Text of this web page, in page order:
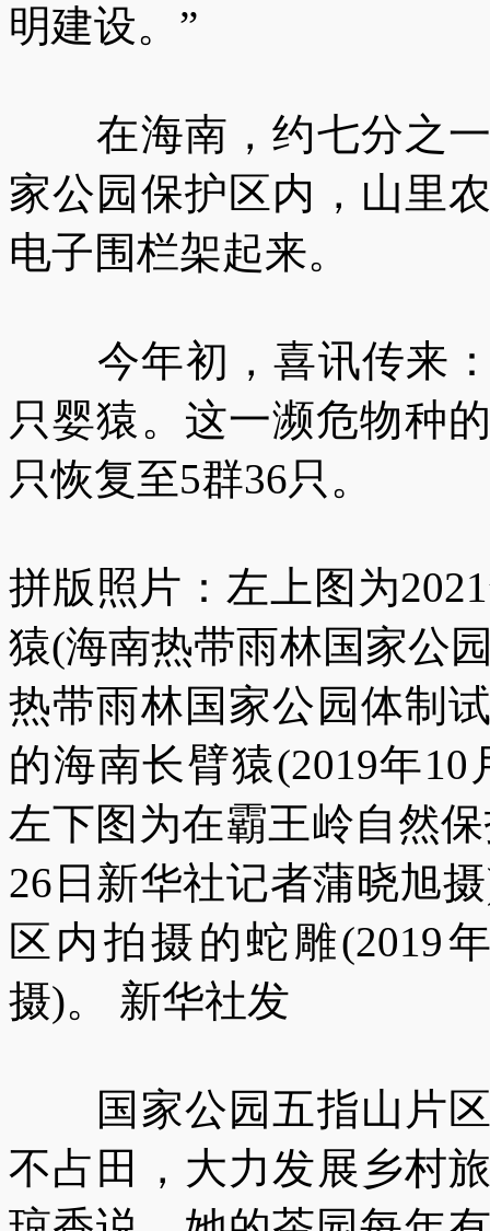
明建设。”
在海南，约七分之一
家公园保护区内，山里
电子围栏架起来。
今年初，喜讯传来：
只婴猿。这一濒危物种
只恢复至5群36只。
拼版照片：左上图为
猿(海南热带雨林国家公
热带雨林国家公园体制
的海南长臂猿(2019年
左下图为在霸王岭自然
26日新华社记者蒲晓旭
区内拍摄的蛇雕(2019
摄)。 新华社发
国家公园五指山片区
不占田，大力发展乡村